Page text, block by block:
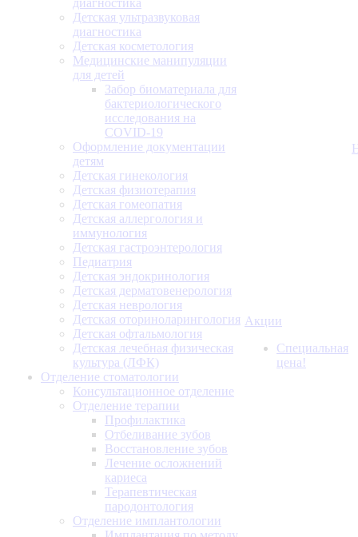
диагностика
Детская ультразвуковая
диагностика
Детская косметология
Медицинские манипуляции
для детей
Забор биоматериала для
бактериологического
исследования на
COVID-19
Оформление документации
детям
Детская гинекология
Детская физиотерапия
Детская гомеопатия
Детская аллергология и
иммунология
Детская гастроэнтерология
Педиатрия
Детская эндокринология
Детская дерматовенерология
Детская неврология
Детская оториноларингология
Детская офтальмология
Детская лечебная физическая
культура (ЛФК)
Отделение стоматологии
Консультационное отделение
Отделение терапии
Профилактика
Отбеливание зубов
Восстановление зубов
Лечение осложнений
кариеса
Терапевтическая
пародонтология
Отделение имплантологии
Акции
Специальная
цена!